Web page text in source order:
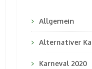
Allgemein
Alternativer
Karneval 2020